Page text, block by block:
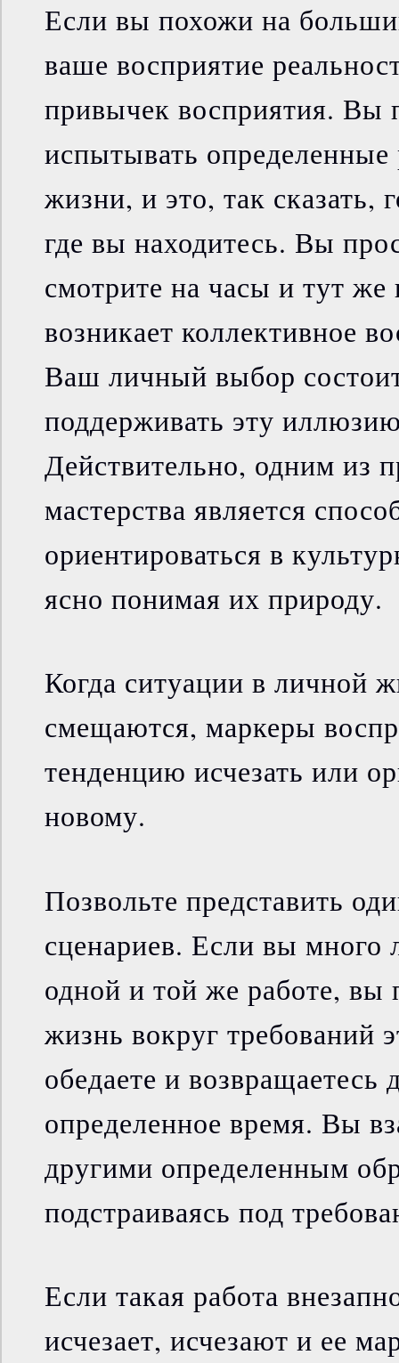
Если вы похожи на
ваше восприятие
привычек восприятия. Вы
испытывать определенные
жизни, и это, так сказать,
где вы находитесь. Вы
смотрите на часы и тут же
возникает коллективное
Ваш личный выбор
поддерживать эту
Действительно, одним из
мастерства является
ориентироваться в
ясно понимая их природу.
Когда ситуации в личной
смещаются, маркеры
тенденцию исчезать или
новому.
Позвольте представить
сценариев. Если вы много
одной и той же работе, вы
жизнь вокруг требований
обедаете и возвращаетесь
определенное время. Вы
другими определенным
подстраиваясь под
Если такая работа
исчезает, исчезают и ее